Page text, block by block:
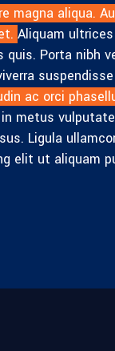
aliqua.
Aliquam
quis. Porta nibh
ac orci
metus
Ligula
elit ut aliquam